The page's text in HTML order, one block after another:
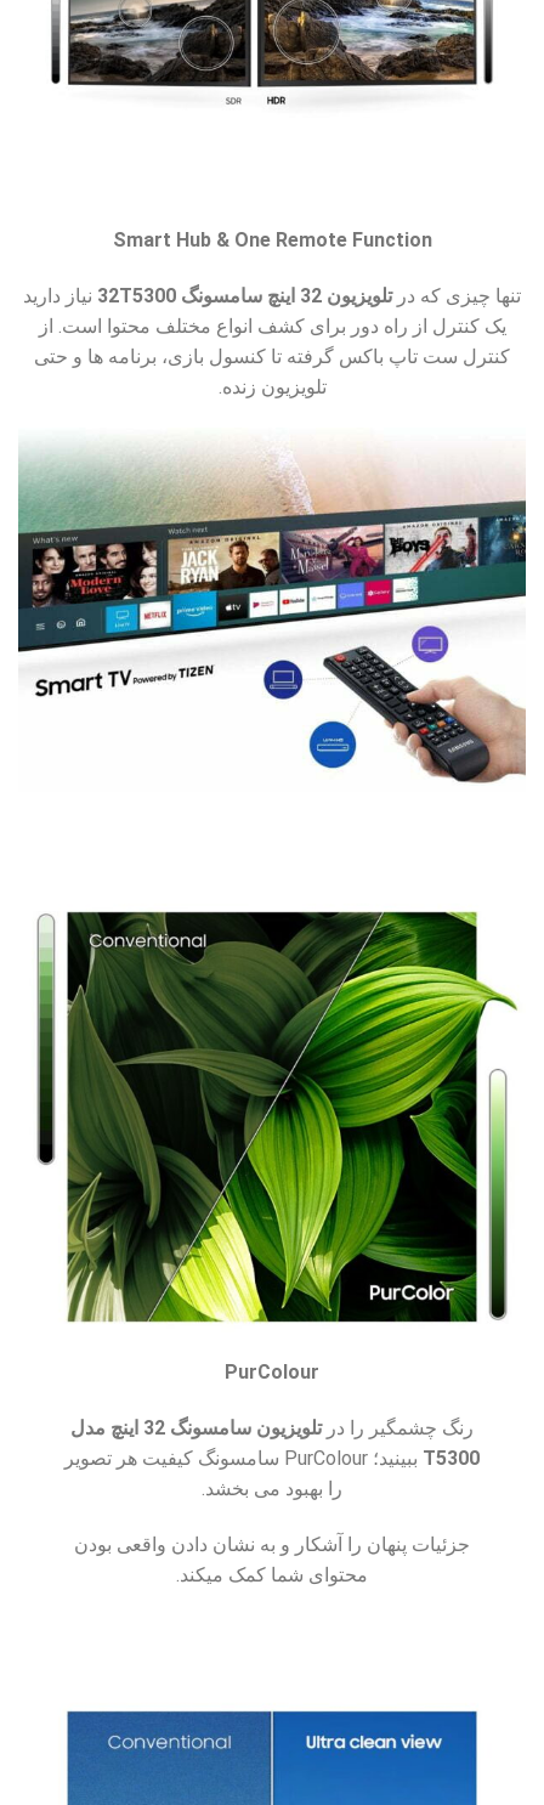
Smart Hub & One Remote Function
تنها چیزی که درتلویزیون 32 اینچ سامسونگ 32T5300
نیاز دارید
یک کنترل از راه دور برای کشف انواع مختلف محتوا است. از
کنترل ست تاپ باکس گرفته تا کنسول بازی، برنامه ها و حتی
تلویزیون زنده.
PurColour
رنگ چشمگیر را در
تلویزیون سامسونگ 32 اینچ مدل
T5300
ببینید؛ PurColour سامسونگ کیفیت هر تصویر
را بهبود می بخشد.
جزئیات پنهان را آشکار و به نشان دادن واقعی بودن
محتوای شما کمک میکند.